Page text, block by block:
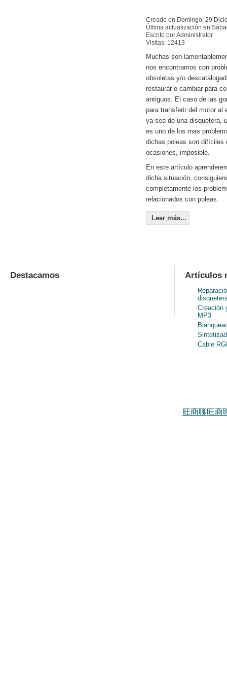
Creado en Domingo, 29
Última actualización en
Escrito por Administrator
Visitas: 12413
Muchas son
nos encontramos con
obsoletas y/o
restaurar o cambiar para
antiguos. El caso de las
para transferir del motor al
ya sea de una disquetera,
es uno de los mas
dichas poleas son difíciles
ocasiones, imposible.
En este artículo
dicha situación,
completamente los
relacionados con poleas.
Leer más...
Destacamos Artículos
Creación
MP3
Cable
旺商聊旺商